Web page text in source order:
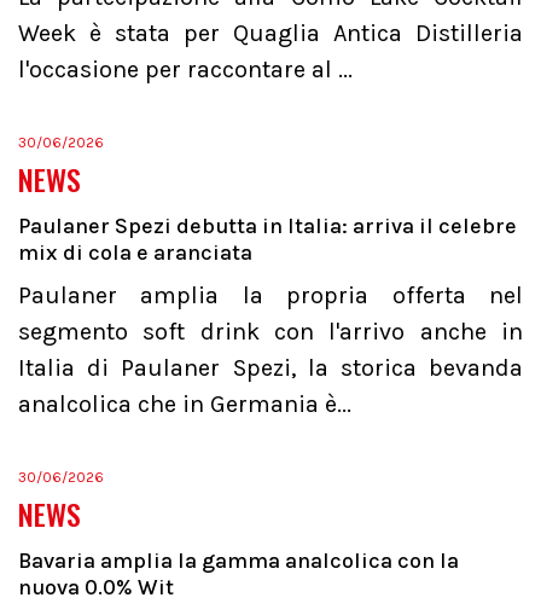
Week è stata per Quaglia Antica Distilleria
l'occasione per raccontare al ...
30/06/2026
NEWS
Paulaner Spezi debutta in Italia: arriva il celebre
mix di cola e aranciata
Paulaner amplia la propria offerta nel
segmento soft drink con l'arrivo anche in
Italia di Paulaner Spezi, la storica bevanda
analcolica che in Germania è...
30/06/2026
NEWS
Bavaria amplia la gamma analcolica con la
nuova 0.0% Wit